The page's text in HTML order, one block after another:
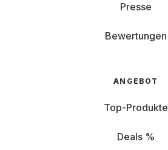
Presse
Bewertungen
ANGEBOT
Top-Produkte
Deals %